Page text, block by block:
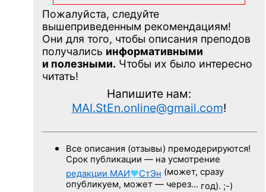
Пожалуйста, следуйте
вышеприведенным рекомендациям!
Они для того, чтобы описания преподов
получались информативными
и полезными. Чтобы их было интересно
читать!
Напишите нам:
MAI.StEn.online@gmail.com!
Все описания (отзывы) премодерируются!
Срок публикации — на усмотрение
редакции МАИ♥СтЭн (может, сразу
опубликуем, может — через… год). ;-)